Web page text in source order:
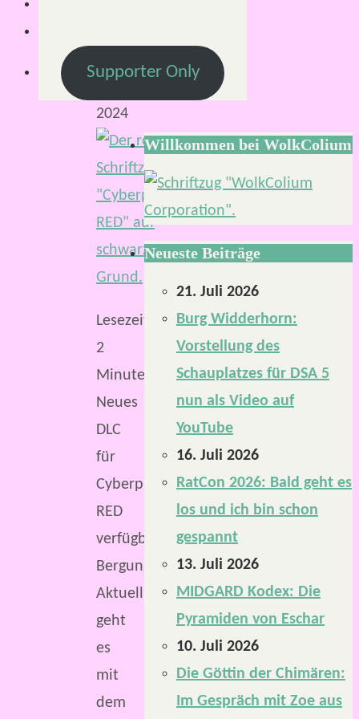
2024
Lesezeit:
2
Minuten
Neues
DLC
für
Cyberpunk
RED
verfügbar:
Bergung.
Aktuell
geht
es
mit
dem
Supporter Only
Willkommen bei WolkColium
Neueste Beiträge
21. Juli 2026
Burg Widderhorn:
Vorstellung des
Schauplatzes für DSA 5
nun als Video auf
YouTube
16. Juli 2026
RatCon 2026: Bald geht es
los und ich bin schon
gespannt
13. Juli 2026
MIDGARD Kodex: Die
Pyramiden von Eschar
10. Juli 2026
Die Göttin der Chimären:
Im Gespräch mit Zoe aus